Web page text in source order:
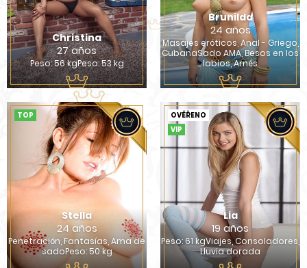
Christina
27 años
Peso: 56 kgPeso: 53 kg
Brunilda
24 años
Masajes eróticos, Anal - Griego,
CubanaSado AMA, Besos en los
labios, Arnés
TOP
Stella
24 años
Penetración, Fantasías, Ama de
sadoPeso: 50 kg
VIP
OVĚŘENO
Lia
19 años
Peso: 61 kgViajes, Consoladores,
Lluvia dorada